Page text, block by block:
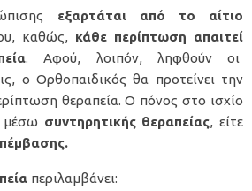
εξαρτάται από το αίτιο
καθώς, κάθε περίπτωση απαιτεί
. Αφού, λοιπόν, ληφθούν οι
ο Ορθοπαιδικός θα προτείνει την
θεραπεία. Ο πόνος στο ισχίο
μέσω συντηρητικής θεραπείας, είτε
περιλαμβάνει: